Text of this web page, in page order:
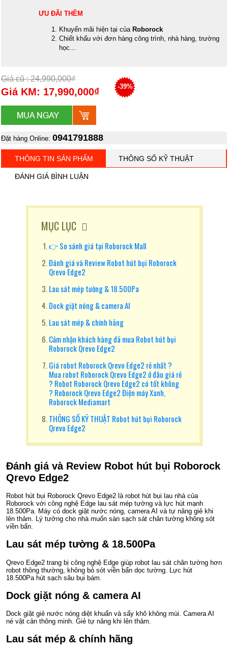
ƯU ĐÃI THÊM
Khuyến mãi hiện tại của Roborock
Chiết khấu với đơn hàng công trình, nhà hàng, trường
học...
Giá cũ : 24,990,000₫
Giá KM: 17,990,000₫ -39%
Đặt hàng Online: 0941791888
THÔNG TIN SẢN PHẨM THÔNG SỐ KỸ THUẬT
ĐÁNH GIÁ BÌNH LUẬN
MỤC LỤC
👉 So sánh giá tại Roborock Mall
Đánh giá và Review Robot hút bụi Roborock
Qrevo Edge2
Lau sát mép tường & 18.500Pa
Dock giặt nóng & camera AI
Lau sát mép & chính hãng
Cảm nhận khách hàng đã mua Robot hút bụi
Roborock Qrevo Edge2
Giá robot Roborock Qrevo Edge2 rẻ nhất ?
Mua robot Roborock Qrevo Edge2 ở đâu giá rẻ
? Robot Roborock Qrevo Edge2 có tốt không
? Roborock Qrevo Edge2 Điện máy Xanh,
Roborock Mediamart
THÔNG SỐ KỸ THUẬT Robot hút bụi Roborock
Qrevo Edge2
Đánh giá và Review Robot hút bụi Roborock
Qrevo Edge2
Robot hút bụi Roborock Qrevo Edge2 là robot hút bụi lau nhà của
Roborock với công nghệ Edge lau sát mép tường và lực hút mạnh
18.500Pa. Máy có dock giặt nước nóng, camera AI và tự nâng giẻ khi
lên thảm. Lý tưởng cho nhà muốn sàn sạch sát chân tường không sót
viền bẩn.
Lau sát mép tường & 18.500Pa
Qrevo Edge2 trang bị công nghệ Edge giúp robot lau sát chân tường hơn
robot thông thường, không bỏ sót viền bẩn dọc tường. Lực hút
18.500Pa hút sạch sâu bụi bám.
Dock giặt nóng & camera AI
Dock giặt giẻ nước nóng diệt khuẩn và sấy khô không mùi. Camera AI
né vật cản thông minh. Giẻ tự nâng khi lên thảm.
Lau sát mép & chính hãng